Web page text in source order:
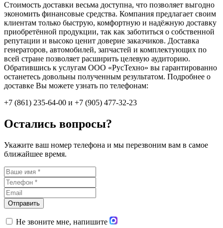
Стоимость доставки весьма доступна, что позволяет выгодно
экономить финансовые средства. Компания предлагает своим
клиентам только быструю, комфортную и надёжную доставку
приобретённой продукции, так как заботиться о собственной
репутации и высоко ценит доверие заказчиков. Доставка
генераторов, автомобилей, запчастей и комплектующих по
всей стране позволяет расширить целевую аудиторию.
Обратившись к услугам ООО «РусТехно» вы гарантированно
останетесь довольны полученным результатом. Подробнее о
доставке Вы можете узнать по телефонам:
+7 (861) 235-64-00 и +7 (905) 477-32-23
Остались вопросы?
Укажите ваш номер телефона и мы перезвоним вам в самое
ближайшее время.
Не звоните мне, напишите